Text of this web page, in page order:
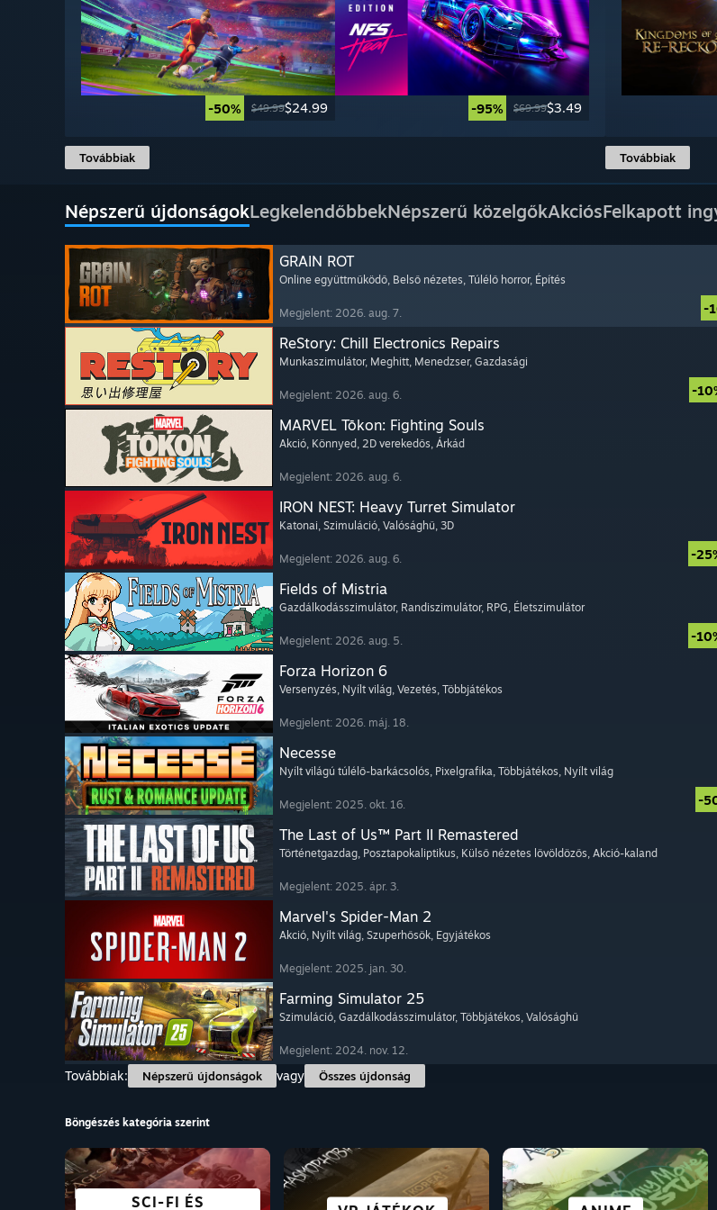
-50% $49.99$24.99 -95% $69.99$3.49
Továbbiak Továbbiak
Népszerű újdonságokLegkelendőbbekNépszerű közelgőkAkciósFelkapott
GRAIN ROT
Online együttműködő, Belső nézetes, Túlélő horror, Építés
Megjelent: 2026. aug. 7. -
ReStory: Chill Electronics Repairs
Munkaszimulátor, Meghitt, Menedzser, Gazdasági
Megjelent: 2026. aug. 6. -
MARVEL Tōkon: Fighting Souls
Akció, Könnyed, 2D verekedős, Árkád
Megjelent: 2026. aug. 6.
IRON NEST: Heavy Turret Simulator
Katonai, Szimuláció, Valósághű, 3D
Megjelent: 2026. aug. 6. -
Fields of Mistria
Gazdálkodásszimulátor, Randiszimulátor, RPG, Életszimulátor
Megjelent: 2026. aug. 5. -
Forza Horizon 6
Versenyzés, Nyílt világ, Vezetés, Többjátékos
Megjelent: 2026. máj. 18.
Necesse
Nyílt világú túlélő-barkácsolós, Pixelgrafika, Többjátékos, Nyílt világ
Megjelent: 2025. okt. 16. -
The Last of Us™ Part II Remastered
Történetgazdag, Posztapokaliptikus, Külső nézetes lövöldözős, Akció-kaland
Megjelent: 2025. ápr. 3.
Marvel's Spider-Man 2
Akció, Nyílt világ, Szuperhősök, Egyjátékos
Megjelent: 2025. jan. 30.
Farming Simulator 25
Szimuláció, Gazdálkodásszimulátor, Többjátékos, Valósághű
Megjelent: 2024. nov. 12.
Továbbiak:
Népszerű újdonságok vagy Összes újdonság
Böngészés kategória szerint
SCI-FI ÉS
VÁROS ÉS
INGYENESEN